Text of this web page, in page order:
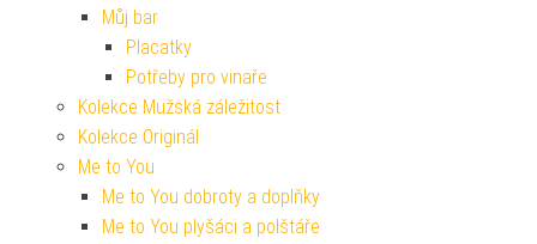
Můj bar
Placatky
Potřeby pro vinaře
Kolekce Mužská záležitost
Kolekce Originál
Me to You
Me to You dobroty a doplňky
Me to You plyšáci a polštáře